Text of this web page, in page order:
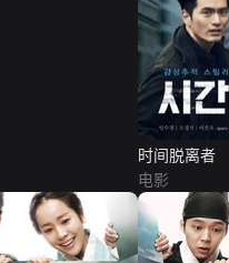
时间脱离者
电影